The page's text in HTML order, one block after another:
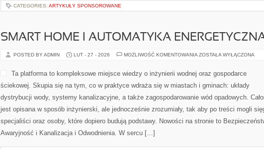
CATEGORIES: ARTYKUŁY SPONSOROWANE
SMART HOME I AUTOMATYKA
POSTED BY ADMIN LUT - 27 - 2026 MOŻLIWOŚĆ KOMENTOWANIA SMART
ENERGETYCZNA
ZOSTAŁA WYŁĄCZONA
Ta platforma to kompleksowe miejsce wiedzy o inżynierii wodnej oraz gospodarce
ściekowej. Skupia się na tym, co w praktyce wdraża się w miastach i gminach: układy
dystrybucji wody, systemy kanalizacyjne, a także zagospodarowanie wód opadowych.
jest opisana w sposób inżynierski, ale jednocześnie zrozumiały, tak aby po treści mogli
specjaliści oraz osoby, które dopiero budują podstawy. Nowości na stronie to
Awaryjność i Kanalizacja i Odwodnienia. W sercu […]